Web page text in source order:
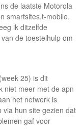
de laatste Motorola
smartsites.t-mobile.
ik ditzelfde
de toestelhulp om
25) is dit
niet meer met de apn
het netwerk is
via hun site gezien dat
gaf voor